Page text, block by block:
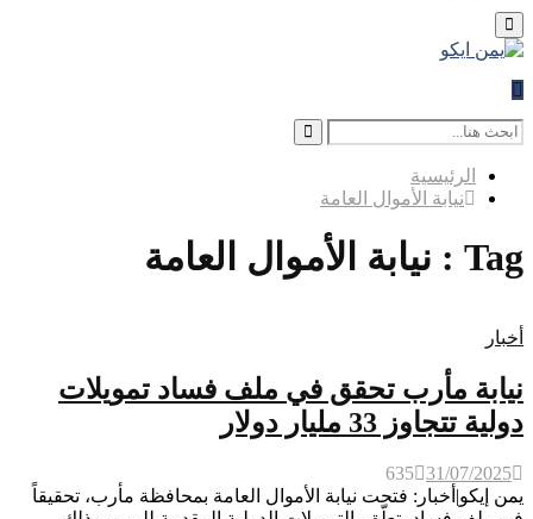
Primary
Menu
Search
for:
Search
الرئيسية
نيابة الأموال العامة
Tag : نيابة الأموال العامة
أخبار
نيابة مأرب تحقق في ملف فساد تمويلات
دولية تتجاوز 33 مليار دولار
31/07/2025
635
يمن إيكو|أخبار: فتحت نيابة الأموال العامة بمحافظة مأرب، تحقيقاً